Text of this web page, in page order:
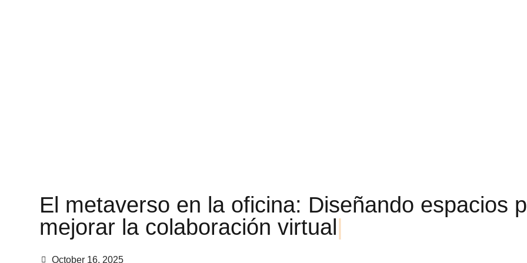
E metaverso en a oficina: Diseñando espacios p
mejorar a co aboración virtual
October 16, 2025